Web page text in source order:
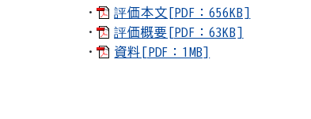
・
評価本文[PDF：656KB]
・
評価概要[PDF：63KB]
・
資料[PDF：1MB]